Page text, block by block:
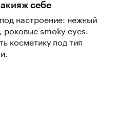
себе
настроение: нежный
роковые smoky eyes.
косметику под тип